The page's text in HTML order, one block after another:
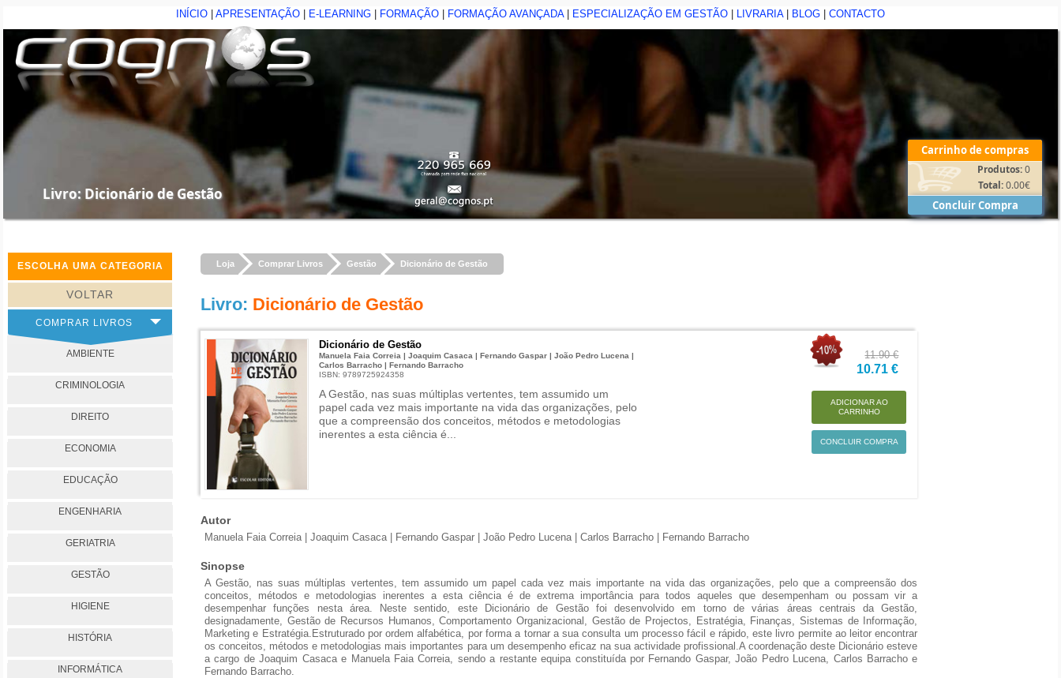
INÍCIO APRESENTAÇÃO E-LEARNING FORMAÇÃO FORMAÇÃO AVANÇADA| ESPECIALIZAÇÃO EM GESTÃO LIVRARIA| BLOG CONTACTO
Carrinho de compras
Produtos:0
Total:0.00€
Concluir Compra
Livro: Dicionário de Gestão
ESCOLHA UMA CATEGORIA
VOLTAR
COMPRAR LIVROS
AMBIENTE
CRIMINOLOGIA
DIREITO
ECONOMIA
EDUCAÇÃO
ENGENHARIA
GERIATRIA
GESTÃO
HIGIENE
HISTÓRIA
INFORMÁTICA
Loja Comprar Livros Gestão Dicionário de Gestão
Livro: Dicionário de Gestão
Dicionário de Gestão
Manuela Faia Correia | Joaquim Casaca | Fernando Gaspar | João Pedro Lucena |
Carlos Barracho | Fernando Barracho
ISBN: 9789725924358
A Gestão, nas suas múltiplas vertentes, tem assumido um
papel cada vez mais importante na vida das organizações, pelo
que a compreensão dos conceitos, métodos e metodologias
inerentes a esta ciência é...
11.90 €
10.71 €
ADICIONAR AO
CARRINHO
CONCLUIR COMPRA
Autor
Manuela Faia Correia | Joaquim Casaca | Fernando Gaspar | João Pedro Lucena | Carlos Barracho | Fernando Barracho
Sinopse
A Gestão, nas suas múltiplas vertentes, tem assumido um papel cada vez mais importante na vida das organizações, pelo que a compreensão dos
conceitos, métodos e metodologias inerentes a esta ciência é de extrema importância para todos aqueles que desempenham ou possam vir a
desempenhar funções nesta área. Neste sentido, este Dicionário de Gestão foi desenvolvido em torno de várias áreas centrais da Gestão,
designadamente, Gestão de Recursos Humanos, Comportamento Organizacional, Gestão de Projectos, Estratégia, Finanças, Sistemas de Informação,
Marketing e Estratégia.Estruturado por ordem alfabética, por forma a tornar a sua consulta um processo fácil e rápido, este livro permite ao leitor encontrar
os conceitos, métodos e metodologias mais importantes para um desempenho eficaz na sua actividade profissional.A coordenação deste Dicionário esteve
a cargo de Joaquim Casaca e Manuela Faia Correia, sendo a restante equipa constituída por Fernando Gaspar, João Pedro Lucena, Carlos Barracho e
Fernando Barracho.